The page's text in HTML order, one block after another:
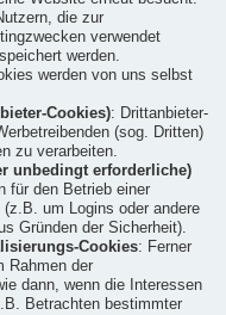
die zur
verwendet
werden.
werden von uns selbst
Cookies): Drittanbieter-
(sog. Dritten)
zu verarbeiten.
unbedingt erforderliche)
für den Betrieb einer
um Logins oder andere
Gründen der Sicherheit).
Cookies: Ferner
Rahmen der
dann, wenn die Interessen
Betrachten bestimmter